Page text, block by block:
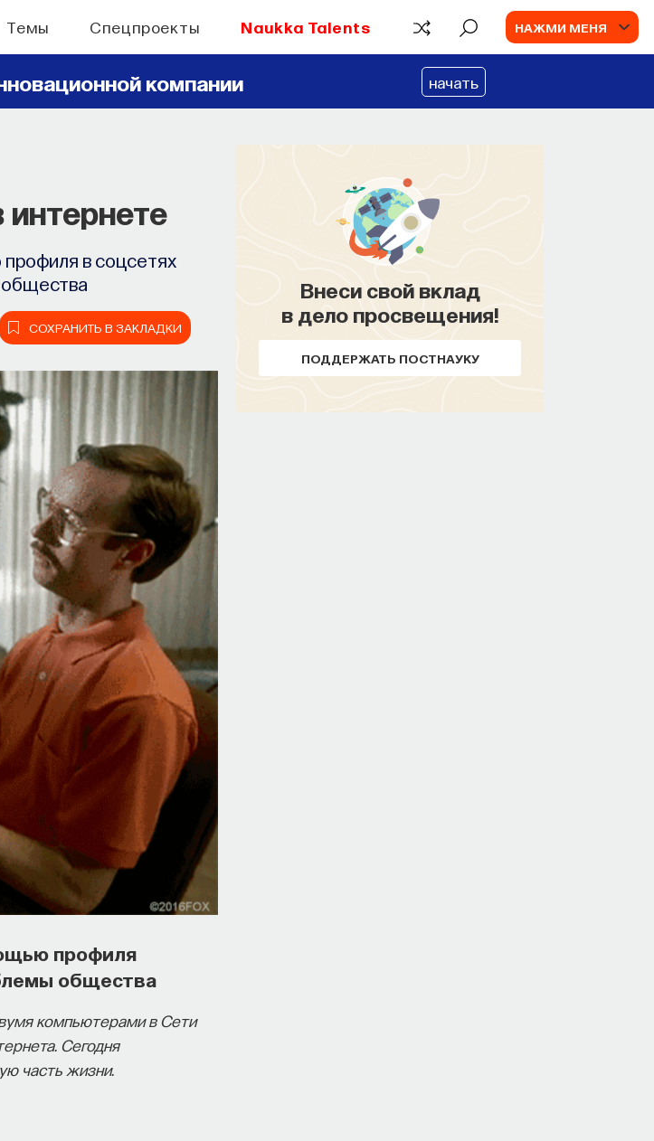
Темы Спецпроекты Naukka Talents НАЖМИ МЕНЯ
компании начать
в соцсетях
общества
СОХРАНИТЬ В ЗАКЛАДКИ
профиля
общества
компьютерами в Сети
Сегодня
часть жизни.
Внеси свой вклад
в дело просвещения!
ПОДДЕРЖАТЬ ПОСТНАУКУ